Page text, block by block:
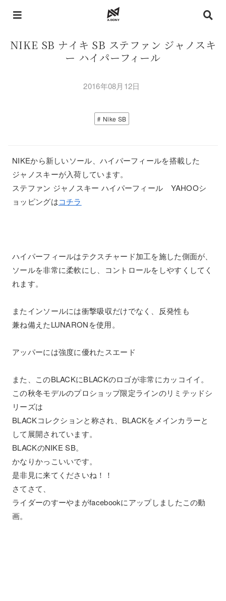
NIKE SB ナイキ SB ステファン ジャノスキ
ー ハイパーフィール
2016年08月12日
Nike SB
NIKEから新しいソール、ハイパーフィールを搭載した
ジャノスキーが入荷しています。
ステファン ジャノスキー ハイパーフィール YAHOOシ
ョッピングはコチラ
ハイパーフィールはテクスチャード加工を施した側面が、
ソールを非常に柔軟にし、コントロールをしやすくしてく
れます。
またインソールには衝撃吸収だけでなく、反発性も
兼ね備えたLUNARONを使用。
アッパーには強度に優れたスエード
また、このBLACKにBLACKのロゴが非常にカッコイイ。
この秋冬モデルのプロショップ限定ラインのリミテッドシ
リーズは
BLACKコレクションと称され、BLACKをメインカラーと
して展開されています。
BLACKのNIKE SB。
かなりかっこいいです。
是非見に来てくださいね！！
さてさて、
ライダーのすーやまがfacebookにアップしましたこの動
画。